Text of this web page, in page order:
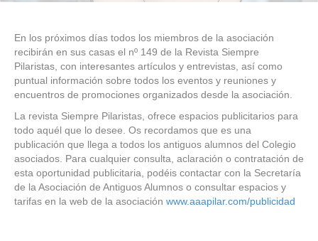
En los próximos días todos los miembros de la asociación
recibirán en sus casas el nº 149 de la Revista Siempre
Pilaristas, con interesantes artículos y entrevistas, así como
puntual información sobre todos los eventos y reuniones y
encuentros de promociones organizados desde la asociación.
La revista Siempre Pilaristas, ofrece espacios publicitarios para
todo aquél que lo desee. Os recordamos que es una
publicación que llega a todos los antiguos alumnos del Colegio
asociados. Para cualquier consulta, aclaración o contratación de
esta oportunidad publicitaria, podéis contactar con la Secretaría
de la Asociación de Antiguos Alumnos o consultar espacios y
tarifas en la web de la asociación www.aaapilar.com/publicidad